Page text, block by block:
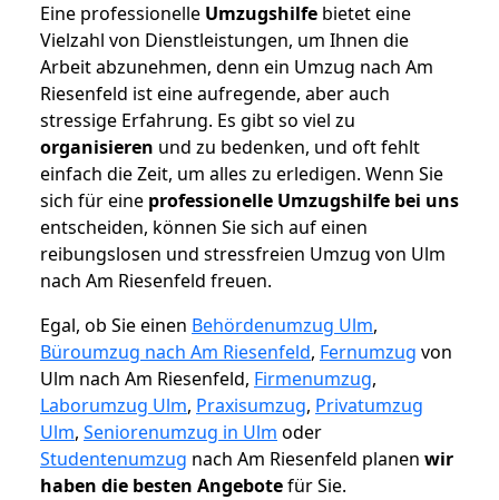
Eine professionelle Umzugshilfe bietet eine
Vielzahl von Dienstleistungen, um Ihnen die
Arbeit abzunehmen, denn ein Umzug nach Am
Riesenfeld ist eine aufregende, aber auch
stressige Erfahrung. Es gibt so viel zu
organisieren und zu bedenken, und oft fehlt
einfach die Zeit, um alles zu erledigen. Wenn Sie
sich für eine professionelle Umzugshilfe bei uns
entscheiden, können Sie sich auf einen
reibungslosen und stressfreien Umzug von Ulm
nach Am Riesenfeld freuen.
Egal, ob Sie einen Behördenumzug Ulm,
Büroumzug nach Am Riesenfeld, Fernumzug von
Ulm nach Am Riesenfeld, Firmenumzug,
Laborumzug Ulm, Praxisumzug, Privatumzug
Ulm, Seniorenumzug in Ulm oder
Studentenumzug nach Am Riesenfeld planen wir
haben die besten Angebotefür Sie.